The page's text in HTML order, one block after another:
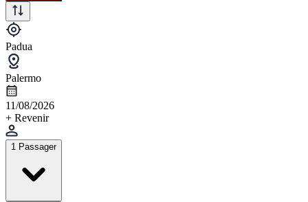
Padua
Palermo
11/08/2026
+ Revenir
1 Passager